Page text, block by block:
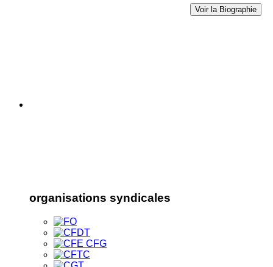
Voir la Biographie
organisations syndicales